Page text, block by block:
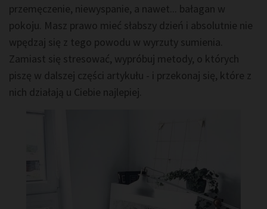
przemęczenie, niewyspanie, a nawet... bałagan w
pokoju. Masz prawo mieć słabszy dzień i absolutnie nie
wpędzaj się z tego powodu w wyrzuty sumienia.
Zamiast się stresować, wypróbuj metody, o których
piszę w dalszej części artykułu - i przekonaj się, które z
nich działają u Ciebie najlepiej.